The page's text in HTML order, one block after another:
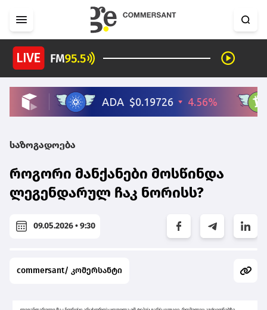
საზოგადოება
როგორი მანქანები მოსწინდა
ლეგენდარულ ჩაკ ნორისს?
09.05.2026 • 9:30
commersant/ კომერსანტი